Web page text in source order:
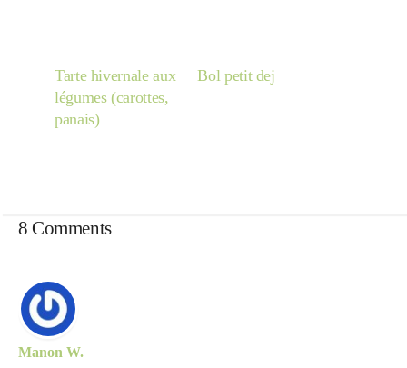
Tarte hivernale aux
légumes (carottes,
panais)
Bol petit dej
8 Comments
Manon W.